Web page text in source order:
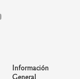
Información
General